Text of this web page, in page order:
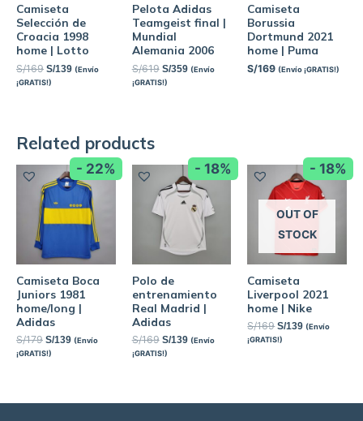
Camiseta
Selección de
Croacia 1998
home | Lotto
S/169 S/139 (Envío
¡GRATIS!)
Pelota Adidas
Teamgeist final |
Mundial
Alemania 2006
S/619 S/359 (Envío
¡GRATIS!)
Camiseta
Borussia
Dortmund 2021
home | Puma
S/169 (Envío ¡GRATIS!)
Related products
- 22%
Camiseta Boca
Juniors 1981
home/long |
Adidas
S/179 S/139 (Envío
¡GRATIS!)
- 18%
Polo de
entrenamiento
Real Madrid |
Adidas
S/169 S/139 (Envío
¡GRATIS!)
- 18%
OUT OF
STOCK
Camiseta
Liverpool 2021
home | Nike
S/169 S/139 (Envío
¡GRATIS!)